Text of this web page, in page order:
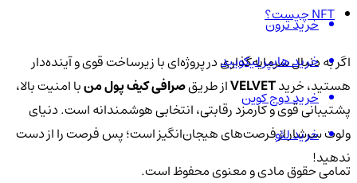
NFT چیست؟
اگر به دنبال سرمایه‌گذاری در پروژه‌ای با زیرساخت قوی و آینده‌دار
هستید، خریدVELVETاز طریقصرافی کیف پول منبا امنیت بالا،
پشتیبانی قوی و کارمزد رقابتی، انتخابی هوشمندانه است. دنیای
ولوت سرشار از فرصت‌های هیجان‌انگیز است؛ پس فرصت را از دست
ندهید!
خرید ترون
خرید هایپر لیکویید
خرید دوج کوین
خرید لئو
تمامی حقوق مادی و معنوی محفوظ است.